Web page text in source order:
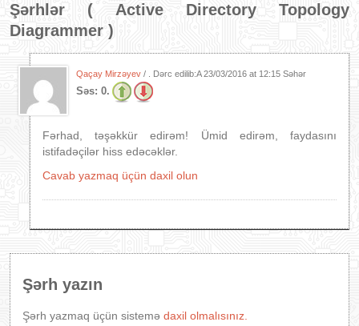
Şərhlər ( Active Directory Topology
Diagrammer )
Qaçay Mirzəyev / . Dərc edilib:A23/03/2016 at 12:15 Səhər
Səs: 0.
Fərhad, təşəkkür edirəm! Ümid edirəm, faydasını
istifadəçilər hiss edəcəklər.
Cavab yazmaq üçün daxil olun
Şərh yazın
Şərh yazmaq üçün sistemə daxil olmalısınız.